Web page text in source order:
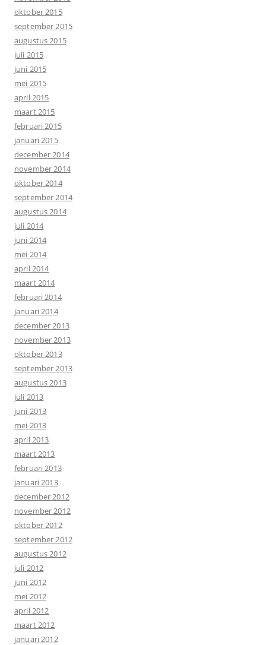
oktober 2015
september 2015
augustus 2015
juli 2015
juni 2015
mei 2015
april 2015
maart 2015
februari 2015
januari 2015
december 2014
november 2014
oktober 2014
september 2014
augustus 2014
juli 2014
juni 2014
mei 2014
april 2014
maart 2014
februari 2014
januari 2014
december 2013
november 2013
oktober 2013
september 2013
augustus 2013
juli 2013
juni 2013
mei 2013
april 2013
maart 2013
februari 2013
januari 2013
december 2012
november 2012
oktober 2012
september 2012
augustus 2012
juli 2012
juni 2012
mei 2012
april 2012
maart 2012
januari 2012